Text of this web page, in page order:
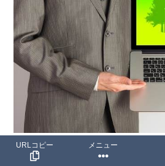
検査や相談ができる3つの
URLコピー メニュー